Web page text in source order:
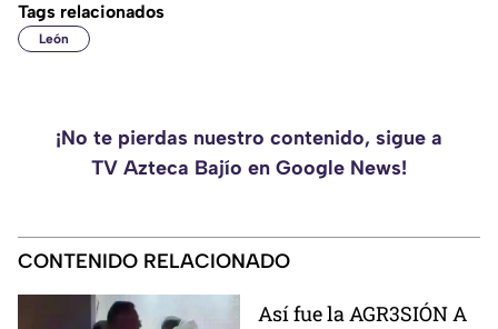
Tags relacionados
León
¡No te pierdas nuestro contenido, sigue a
TV Azteca Bajío en Google News!
CONTENIDO RELACIONADO
Así fue la AGR3SIÓN A